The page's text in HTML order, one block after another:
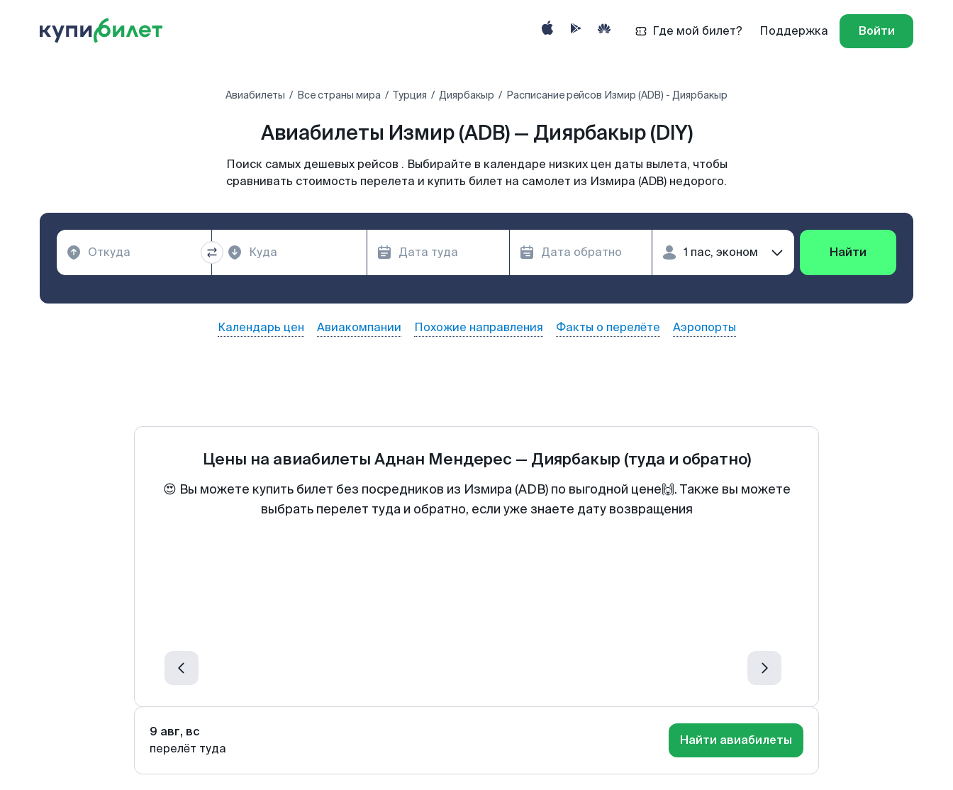
Где мой билет? Поддержка Войти
Авиабилеты Все страны мира Турция Диярбакыр Расписание рейсов Измир (ADB) - Диярбакыр
Авиабилеты Измир (ADB) — Диярбакыр (DIY)
Поиск самых дешевых рейсов . Выбирайте в календаре низких цен даты вылета, чтобы
сравнивать стоимость перелета и купить билет на самолет из Измира (ADB) недорого.
Найти
Календарь цен Авиакомпании Похожие направления Факты о перелёте Аэропорты
Цены на авиабилеты Аднан Мендерес — Диярбакыр (туда и обратно)
😍 Вы можете купить билет без посредников из Измира (ADB) по выгодной цене🙌. Также вы можете
выбрать перелет туда и обратно, если уже знаете дату возвращения
9 авг, вс
перелёт туда
Найти авиабилеты